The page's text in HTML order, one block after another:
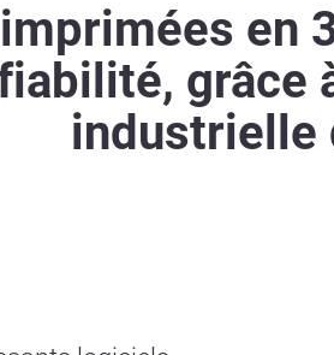
en
grâce
industrielle